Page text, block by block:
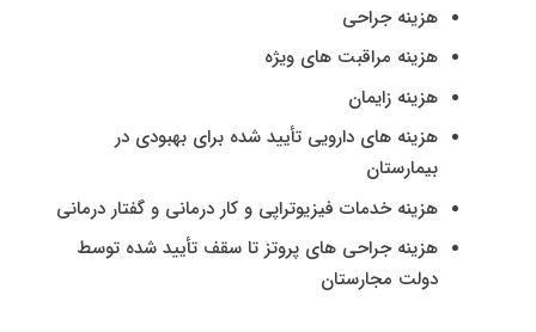
هزینه جراحی
هزینه مراقبت های ویژه
هزینه زایمان
هزینه های دارویی تأیید شده برای بهبودی در
بیمارستان
هزینه خدمات فیزیوتراپی و کار درمانی و گفتار درمانی
هزینه جراحی های پروتز تا سقف تأیید شده توسط
دولت مجارستان